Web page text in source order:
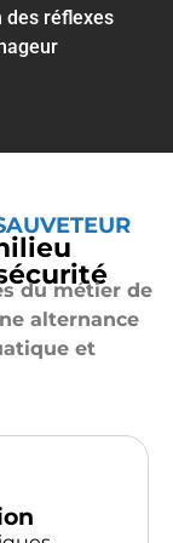
des réflexes
du métier de
alternance
et